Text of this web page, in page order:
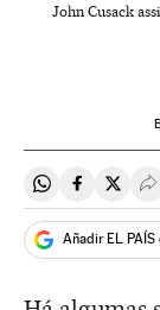
John Cusack
Compartir en
Compartir
Añadir EL PAÍS